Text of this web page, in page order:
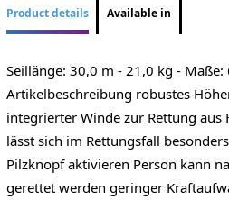
Product details Available in
Seillänge: 30,0 m - 21,0 kg -
Artikelbeschreibung robustes
integrierter Winde zur Rettung aus
lässt sich im Rettungsfall
Pilzknopf aktivieren Person kann
gerettet werden geringer